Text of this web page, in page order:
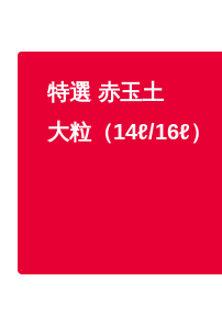
特選 赤玉土
大粒（14ℓ/16ℓ）